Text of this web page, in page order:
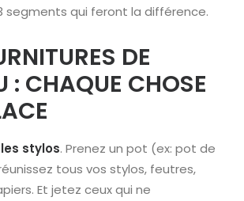
segments qui feront la différence.
DE
: CHAQUE CHOSE
les stylos. Prenez un pot (ex: pot de
tous vos stylos, feutres,
Et jetez ceux qui ne